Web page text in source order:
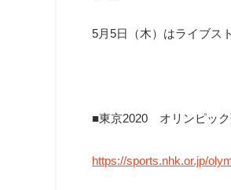
5月5日（木）はライブス
■東京2020 オリンピッ
https://sports.nhk.or.jp/